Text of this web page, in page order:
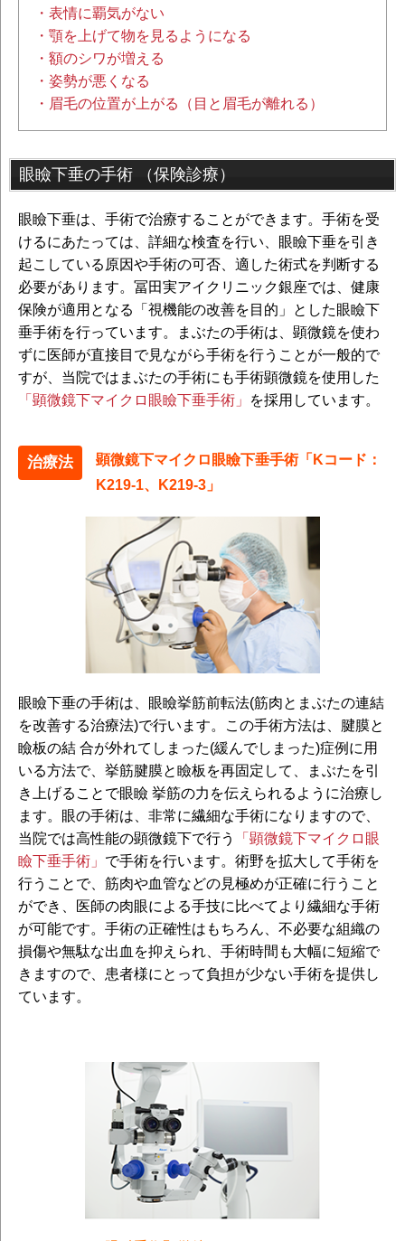
・表情に覇気がない
・顎を上げて物を見るようになる
・額のシワが増える
・姿勢が悪くなる
・眉毛の位置が上がる（目と眉毛が離れる）
眼瞼下垂の手術 （保険診療）
眼瞼下垂は、手術で治療することができます。手術を受
けるにあたっては、詳細な検査を行い、眼瞼下垂を引き
起こしている原因や手術の可否、適した術式を判断する
必要があります。冨田実アイクリニック銀座では、健康
保険が適用となる「視機能の改善を目的」とした眼瞼下
垂手術を行っています。まぶたの手術は、顕微鏡を使わ
ずに医師が直接目で見ながら手術を行うことが一般的で
すが、当院ではまぶたの手術にも手術顕微鏡を使用した
「顕微鏡下マイクロ眼瞼下垂手術」
を採用しています。
治療法
顕微鏡下マイクロ眼瞼下垂手術「Kコード：
K219-1、K219-3」
眼瞼下垂の手術は、眼瞼挙筋前転法(筋肉とまぶたの連結
を改善する治療法)で行います。この手術方法は、腱膜と
瞼板の結 合が外れてしまった(緩んでしまった)症例に用
いる方法で、挙筋腱膜と瞼板を再固定して、まぶたを引
き上げることで眼瞼 挙筋の力を伝えられるように治療し
ます。眼の手術は、非常に繊細な手術になりますので、
当院では高性能の顕微鏡下で行う
「顕微鏡下マイクロ眼
瞼下垂手術」 で手術を行います。術野を拡大して手術を
行うことで、筋肉や血管などの見極めが正確に行うこと
ができ、医師の肉眼による手技に比べてより繊細な手術
が可能です。手術の正確性はもちろん、不必要な組織の
損傷や無駄な出血を抑えられ、手術時間も大幅に短縮で
きますので、患者様にとって負担が少ない手術を提供し
ています。